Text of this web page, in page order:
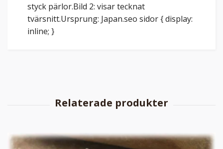
styck pärlor.Bild 2: visar tecknat
tvärsnitt.Ursprung: Japan.seo sidor { display:
inline; }